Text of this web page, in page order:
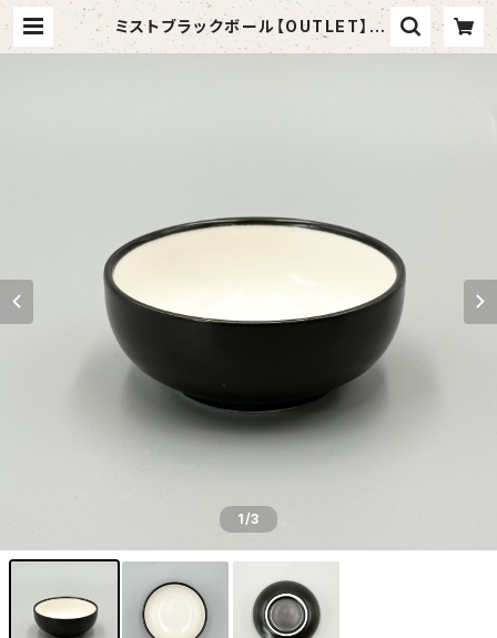
ミストブラックボール【OUTLET】 |
食器アウトレットショップ 山万
1/3